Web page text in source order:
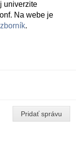
univerzite
Na webe je
zborník.
Pridať správu